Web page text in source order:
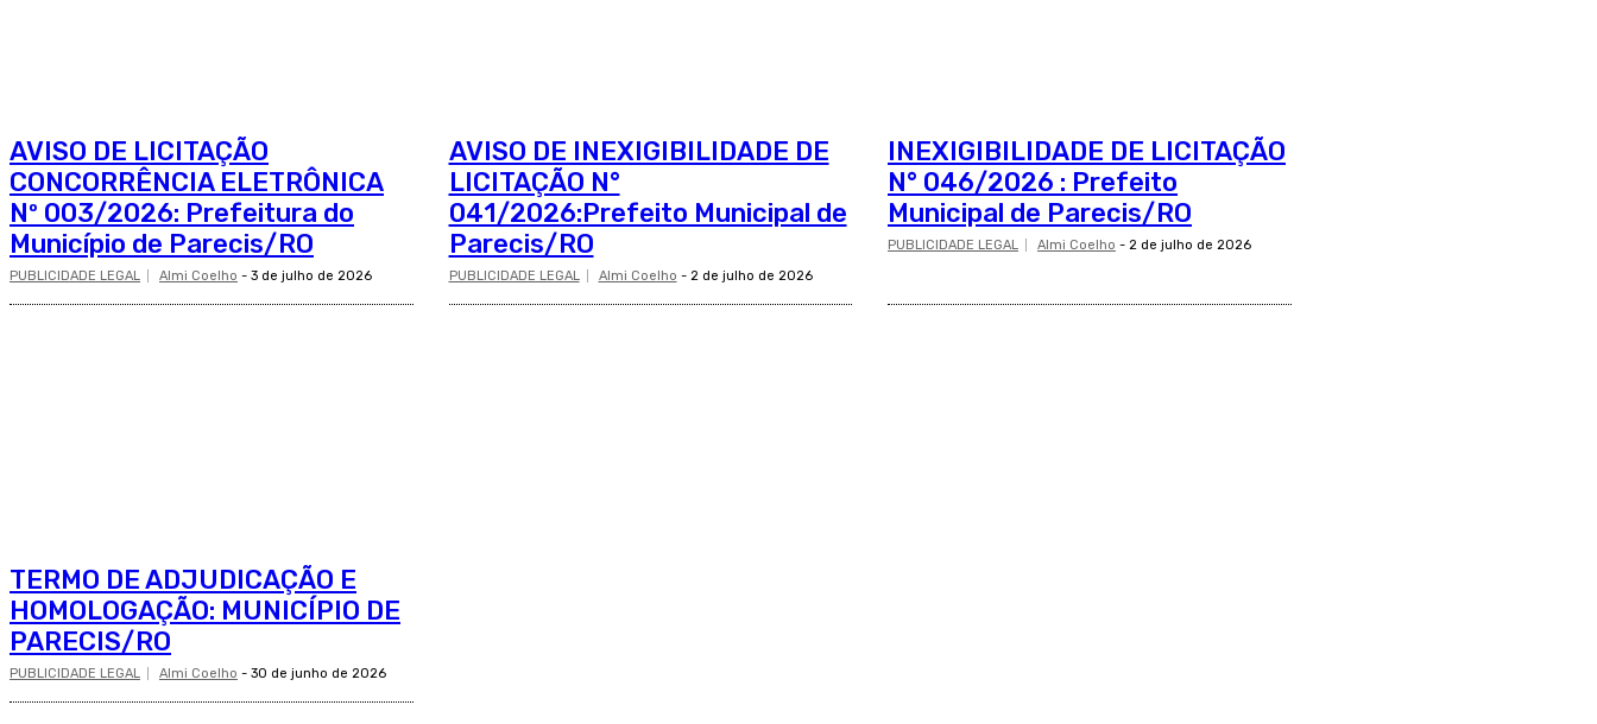
AVISO DE LICITAÇÃO
CONCORRÊNCIA ELETRÔNICA
Nº 003/2026: Prefeitura do
Município de Parecis/RO
PUBLICIDADE LEGAL Almi Coelho - 3 de julho de 2026
AVISO DE INEXIGIBILIDADE DE
LICITAÇÃO N°
041/2026:Prefeito Municipal de
Parecis/RO
PUBLICIDADE LEGAL Almi Coelho - 2 de julho de 2026
INEXIGIBILIDADE DE LICITAÇÃO
N° 046/2026 : Prefeito
Municipal de Parecis/RO
PUBLICIDADE LEGAL Almi Coelho - 2 de julho de 2026
TERMO DE ADJUDICAÇÃO E
HOMOLOGAÇÃO: MUNICÍPIO DE
PARECIS/RO
PUBLICIDADE LEGAL Almi Coelho - 30 de junho de 2026